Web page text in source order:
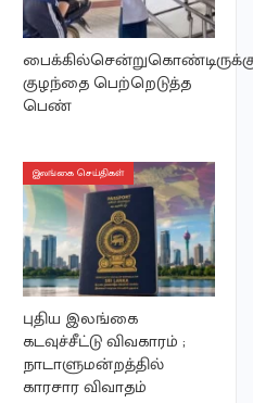
குழந்தை பெற்றெடுத்த
பெண்
இலங்கை செய்திகள்
புதிய இலங்கை
கடவுச்சீட்டு விவகாரம் ;
நாடாளுமன்றத்தில்
காரசார விவாதம்